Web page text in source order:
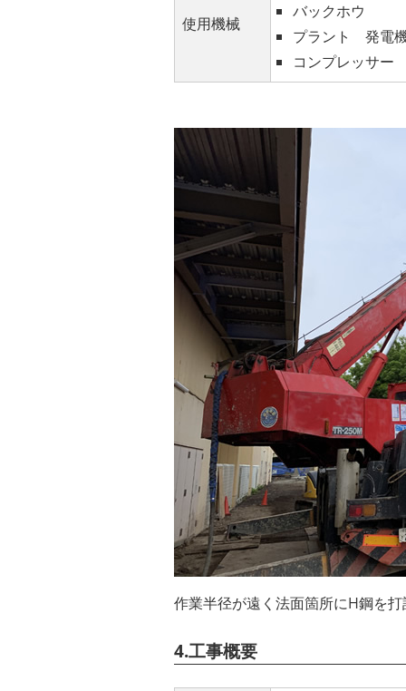
使用機械
バックホウ
プラント 発電
コンプレッサー
作業半径が遠く法面箇所にH鋼を
4.工事概要